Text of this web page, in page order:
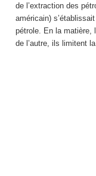
de l’extraction des
américain)
pétrole. En la matière,
de l’autre, ils limitent